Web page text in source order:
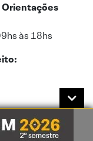
Orientações
às 18hs
com a nossaPolítica de
.